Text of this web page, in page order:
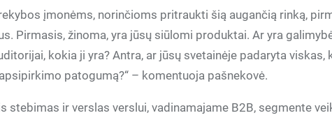
įmonėms, norinčioms pritraukti šią augančią rinką,
Pirmasis, žinoma, yra jūsų siūlomi produktai. Ar yra
kokia ji yra? Antra, ar jūsų svetainėje padaryta viskas,
patogumą?“ – komentuoja pašnekovė.
stebimas ir verslas verslui, vadinamajame B2B, segmente